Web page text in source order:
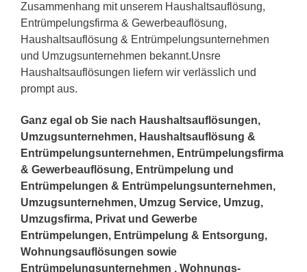
Zusammenhang mit unserem Haushaltsauflösung,
Entrümpelungsfirma & Gewerbeauflösung,
Haushaltsauflösung & Entrümpelungsunternehmen
und Umzugsunternehmen bekannt.Unsre
Haushaltsauflösungen liefern wir verlässlich und
prompt aus.
Ganz egal ob Sie nach Haushaltsauflösungen,
Umzugsunternehmen, Haushaltsauflösung &
Entrümpelungsunternehmen, Entrümpelungsfirma
& Gewerbeauflösung, Entrümpelung und
Entrümpelungen & Entrümpelungsunternehmen,
Umzugsunternehmen, Umzug Service, Umzug,
Umzugsfirma, Privat und Gewerbe
Entrümpelungen, Entrümpelung & Entsorgung,
Wohnungsauflösungen sowie
Entrümpelungsunternehmen , Wohnungs-